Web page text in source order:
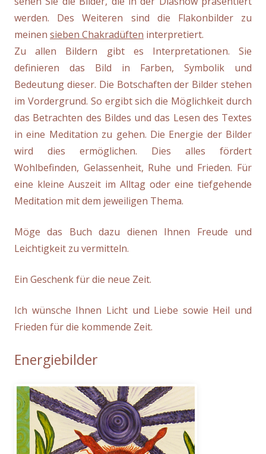
werden. Des Weiteren sind die Flakonbilder zu
meinen sieben Chakradüften interpretiert.
Zu allen Bildern gibt es Interpretationen. Sie
definieren das Bild in Farben, Symbolik und
Bedeutung dieser. Die Botschaften der Bilder stehen
im Vordergrund. So ergibt sich die Möglichkeit durch
das Betrachten des Bildes und das Lesen des Textes
in eine Meditation zu gehen. Die Energie der Bilder
wird dies ermöglichen. Dies alles fördert
Wohlbefinden, Gelassenheit, Ruhe und Frieden. Für
eine kleine Auszeit im Alltag oder eine tiefgehende
Meditation mit dem jeweiligen Thema.
Möge das Buch dazu dienen Ihnen Freude und
Leichtigkeit zu vermitteln.
Ein Geschenk für die neue Zeit.
Ich wünsche Ihnen Licht und Liebe sowie Heil und
Frieden für die kommende Zeit.
Energiebilder